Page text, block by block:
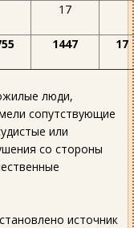
17
1447 17
люди,
сопутствующие
или
со стороны
источник